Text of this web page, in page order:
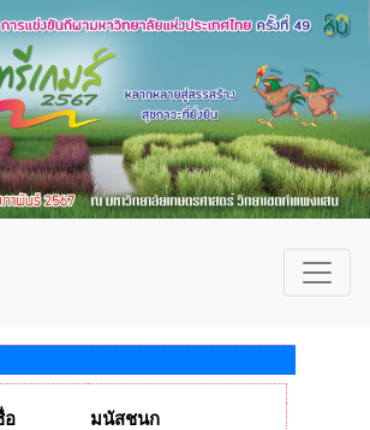
อ
มนัสชนก